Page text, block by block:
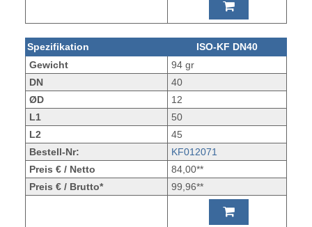
Spezifikation
ISO-KF DN40
Gewicht
94 gr
DN
40
ØD
12
L1
50
L2
45
Bestell-Nr:
KF012071
Preis € / Netto
84,00**
Preis € / Brutto*
99,96**